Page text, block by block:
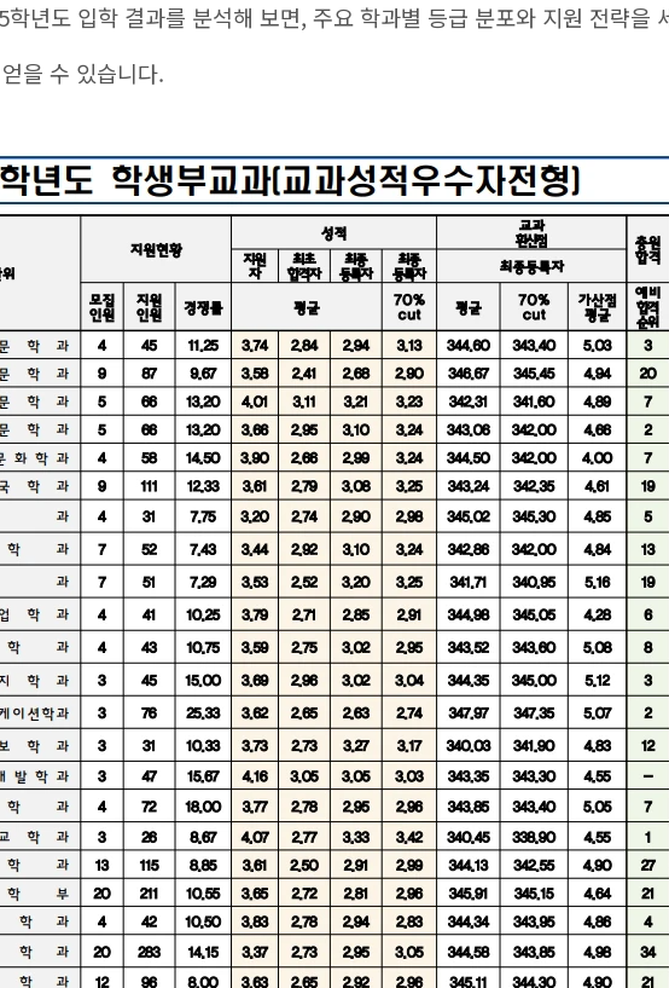
년도 입학 결과를 분석해 보면, 주요 학과별 등급 분포와 지원 전략을
을 수 있습니다.